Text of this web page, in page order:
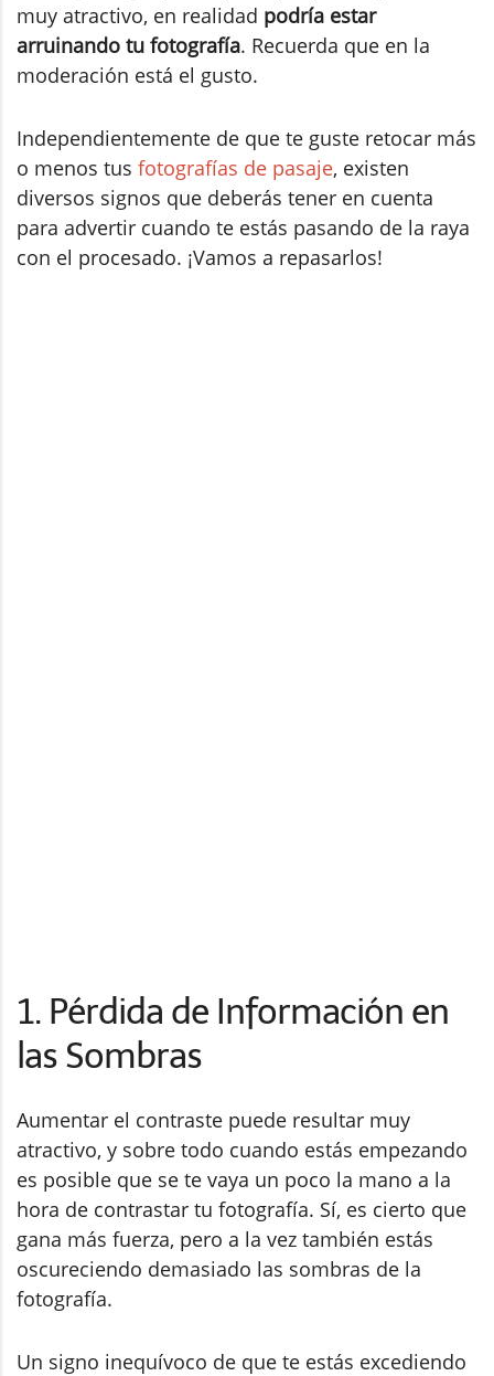
muy atractivo, en realidad podría estar
arruinando tu fotografía. Recuerda que en la
moderación está el gusto.
Independientemente de que te guste retocar más
o menos tus fotografías de pasaje, existen
diversos signos que deberás tener en cuenta
para advertir cuando te estás pasando de la raya
con el procesado. ¡Vamos a repasarlos!
1. Pérdida de Información en
las Sombras
Aumentar el contraste puede resultar muy
atractivo, y sobre todo cuando estás empezando
es posible que se te vaya un poco la mano a la
hora de contrastar tu fotografía. Sí, es cierto que
gana más fuerza, pero a la vez también estás
oscureciendo demasiado las sombras de la
fotografía.
Un signo inequívoco de que te estás excediendo